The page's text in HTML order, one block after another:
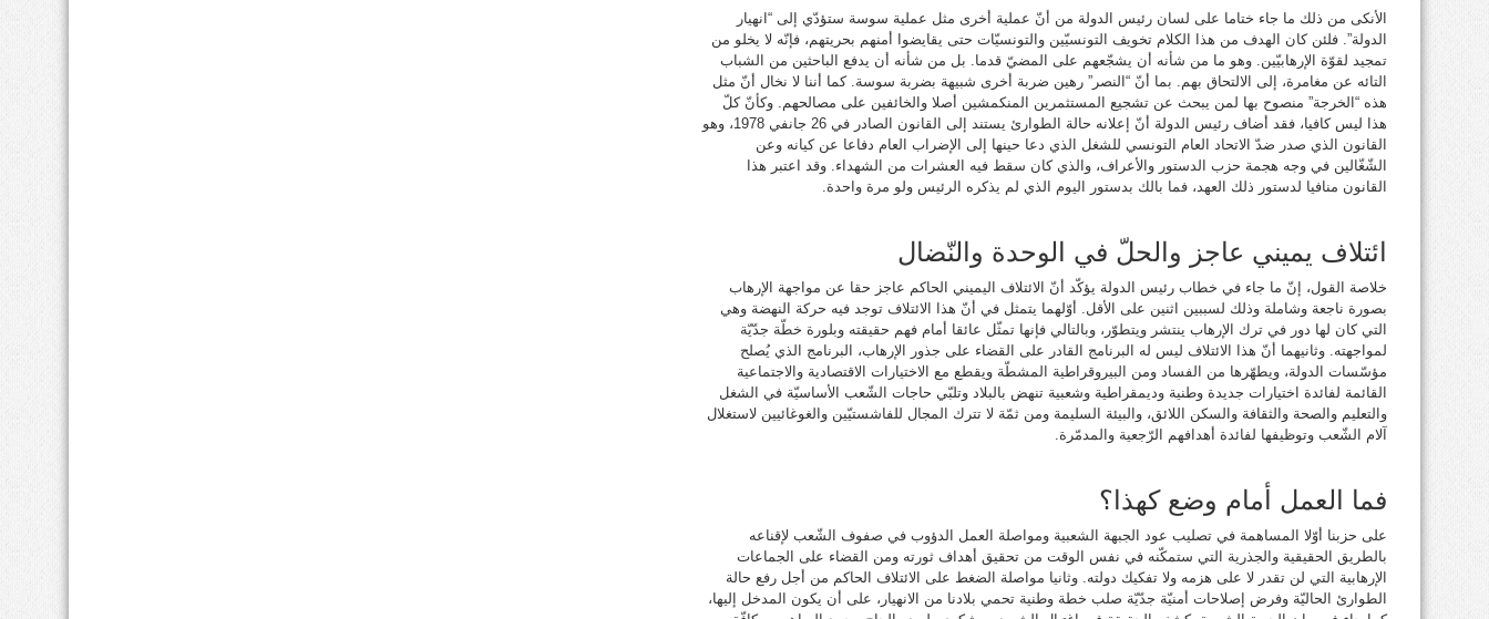
الأنكى من ذلك ما جاء ختاما على لسان رئيس الدولة من أنّ عملية أخرى مثل عملية سوسة ستؤدّي إلى “انهيار
الدولة”. فلئن كان الهدف من هذا الكلام تخويف التونسيّين والتونسيّات حتى يقايضوا أمنهم بحريتهم، فإنّه لا يخلو من
تمجيد لقوّة الإرهابيّين. وهو ما من شأنه أن يشجّعهم على المضيّ قدما. بل من شأنه أن يدفع الباحثين من الشباب
التائه عن مغامرة، إلى الالتحاق بهم. بما أنّ “النصر” رهين ضربة أخرى شبيهة بضربة سوسة. كما أننا لا نخال أنّ مثل
هذه “الخرجة” منصوح بها لمن يبحث عن تشجيع المستثمرين المنكمشين أصلا والخائفين على مصالحهم. وكأنّ كلّ
هذا ليس كافيا، فقد أضاف رئيس الدولة أنّ إعلانه حالة الطوارئ يستند إلى القانون الصادر في 26 جانفي 1978، وهو
القانون الذي صدر ضدّ الاتحاد العام التونسي للشغل الذي دعا حينها إلى الإضراب العام دفاعا عن كيانه وعن
الشّغّالين في وجه هجمة حزب الدستور والأعراف، والذي كان سقط فيه العشرات من الشهداء. وقد اعتبر هذا
القانون منافيا لدستور ذلك العهد، فما بالك بدستور اليوم الذي لم يذكره الرئيس ولو مرة واحدة.
ائتلاف يميني عاجز والحلّ في الوحدة والنّضال
خلاصة القول، إنّ ما جاء في خطاب رئيس الدولة يؤكّد أنّ الائتلاف اليميني الحاكم عاجز حقا عن مواجهة الإرهاب
بصورة ناجعة وشاملة وذلك لسببين اثنين على الأقل. أوّلهما يتمثل في أنّ هذا الائتلاف توجد فيه حركة النهضة وهي
التي كان لها دور في ترك الإرهاب ينتشر ويتطوّر، وبالتالي فإنها تمثّل عائقا أمام فهم حقيقته وبلورة خطّة جدّيّة
لمواجهته. وثانيهما أنّ هذا الائتلاف ليس له البرنامج القادر على القضاء على جذور الإرهاب، البرنامج الذي يُصلح
مؤسّسات الدولة، ويطهّرها من الفساد ومن البيروقراطية المشطّة ويقطع مع الاختيارات الاقتصادية والاجتماعية
القائمة لفائدة اختيارات جديدة وطنية وديمقراطية وشعبية تنهض بالبلاد وتلبّي حاجات الشّعب الأساسيّة في الشغل
والتعليم والصحة والثقافة والسكن اللائق، والبيئة السليمة ومن ثمّة لا تترك المجال للفاشستيّين والغوغائيين لاستغلال
آلام الشّعب وتوظيفها لفائدة أهدافهم الرّجعية والمدمّرة.
فما العمل أمام وضع كهذا؟
على حزبنا أوّلا المساهمة في تصليب عود الجبهة الشعبية ومواصلة العمل الدؤوب في صفوف الشّعب لإقناعه
بالطريق الحقيقية والجذرية التي ستمكّنه في نفس الوقت من تحقيق أهداف ثورته ومن القضاء على الجماعات
الإرهابية التي لن تقدر لا على هزمه ولا تفكيك دولته. وثانيا مواصلة الضغط على الائتلاف الحاكم من أجل رفع حالة
الطوارئ الحاليّة وفرض إصلاحات أمنيّة جدّيّة صلب خطة وطنية تحمي بلادنا من الانهيار، على أن يكون المدخل إليها،